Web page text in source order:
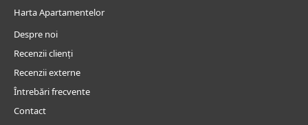
Harta Apartamentelor
Despre noi
Recenzii clienți
Recenzii externe
Întrebări frecvente
Contact